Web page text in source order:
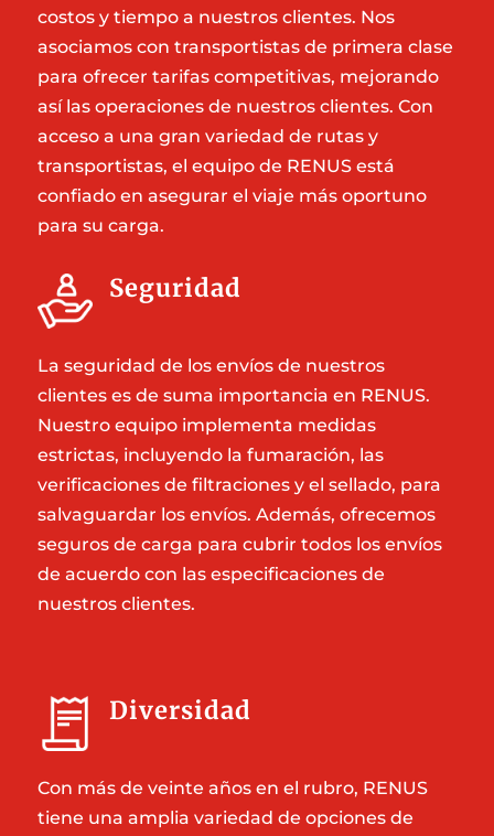
costos y tiempo a nuestros clientes. Nos
asociamos con transportistas de primera clase
para ofrecer tarifas competitivas, mejorando
así las operaciones de nuestros clientes. Con
acceso a una gran variedad de rutas y
transportistas, el equipo de RENUS está
confiado en asegurar el viaje más oportuno
para su carga.
Seguridad
La seguridad de los envíos de nuestros
clientes es de suma importancia en RENUS.
Nuestro equipo implementa medidas
estrictas, incluyendo la fumaración, las
verificaciones de filtraciones y el sellado, para
salvaguardar los envíos. Además, ofrecemos
seguros de carga para cubrir todos los envíos
de acuerdo con las especificaciones de
nuestros clientes.
Diversidad
Con más de veinte años en el rubro, RENUS
tiene una amplia variedad de opciones de